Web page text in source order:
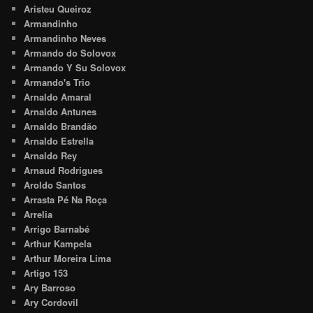
Aristeu Queiroz
Armandinho
Armandinho Neves
Armando do Solovox
Armando Y Su Solovox
Armando's Trio
Arnaldo Amaral
Arnaldo Antunes
Arnaldo Brandão
Arnaldo Estrella
Arnaldo Rey
Arnaud Rodrigues
Aroldo Santos
Arrasta Pé Na Roça
Arrelia
Arrigo Barnabé
Arthur Kampela
Arthur Moreira Lima
Artigo 153
Ary Barroso
Ary Cordovil